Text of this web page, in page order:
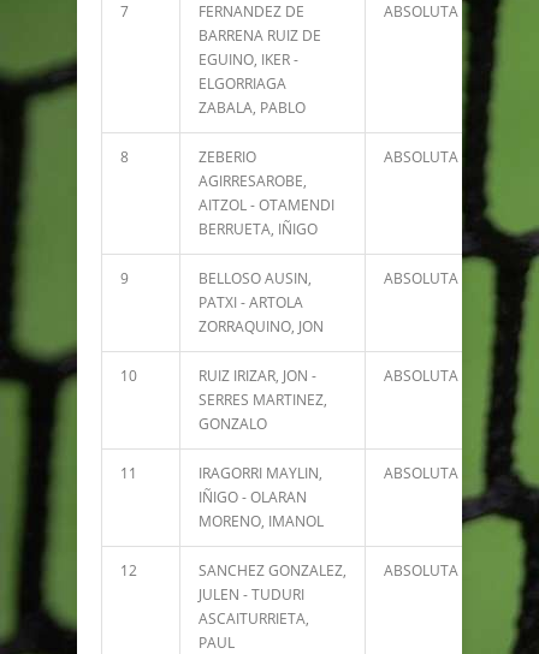
7
FERNANDEZ DE
BARRENA RUIZ DE
EGUINO, IKER -
ELGORRIAGA
ZABALA, PABLO
ABSOLUTA
8
ZEBERIO
AGIRRESAROBE,
AITZOL - OTAMENDI
BERRUETA, IÑIGO
ABSOLUTA
9
BELLOSO AUSIN,
PATXI - ARTOLA
ZORRAQUINO, JON
ABSOLUTA
10
RUIZ IRIZAR, JON -
SERRES MARTINEZ,
GONZALO
ABSOLUTA
11
IRAGORRI MAYLIN,
IÑIGO - OLARAN
MORENO, IMANOL
ABSOLUTA
12
SANCHEZ GONZALEZ,
JULEN - TUDURI
ASCAITURRIETA,
PAUL
ABSOLUTA